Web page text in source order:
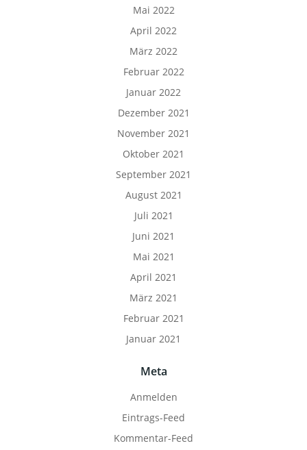
Mai 2022
April 2022
März 2022
Februar 2022
Januar 2022
Dezember 2021
November 2021
Oktober 2021
September 2021
August 2021
Juli 2021
Juni 2021
Mai 2021
April 2021
März 2021
Februar 2021
Januar 2021
Meta
Anmelden
Eintrags-Feed
Kommentar-Feed